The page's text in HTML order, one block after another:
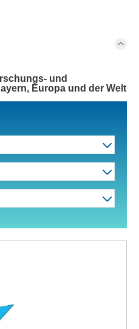
und
Europa und der Welt